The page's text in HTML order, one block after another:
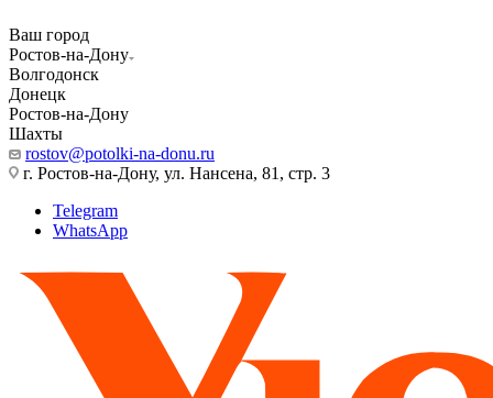
Ваш город
Ростов-на-Дону
Волгодонск
Донецк
Ростов-на-Дону
Шахты
rostov@potolki-na-donu.ru
г. Ростов-на-Дону, ул. Нансена, 81, стр. 3
Telegram
WhatsApp